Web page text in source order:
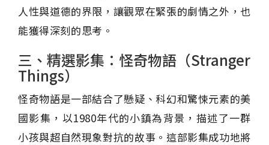
人性與道德的界限，讓觀眾在緊張的劇情之外，也
能獲得深刻的思考。
三、精選影集：怪奇物語（Stranger
Things）
怪奇物語是一部結合了懸疑、科幻和驚悚元素的美
國影集，以1980年代的小鎮為背景，描述了一群
小孩與超自然現象對抗的故事。這部影集成功地將